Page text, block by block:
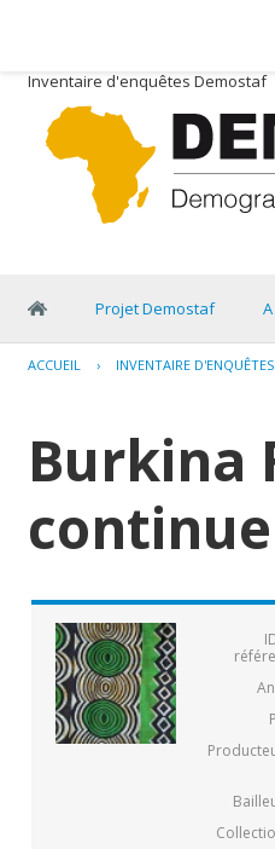
Inventaire d'enquêtes Demostaf
Projet Demostaf
ACCUEIL › INVENTAIRE
Burkina